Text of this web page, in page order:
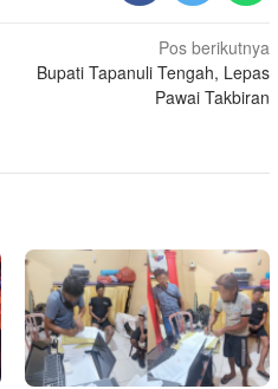
Pos berikutnya
Bupati Tapanuli Tengah, Lepas
Pawai Takbiran